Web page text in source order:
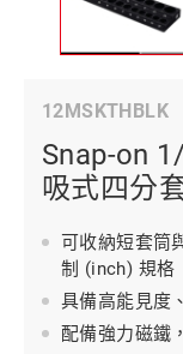
12MSKTHBLK
Snap-on
吸式四分
可收納短套筒
制 (inch) 規格
具備高能見度
配備強力磁鐵